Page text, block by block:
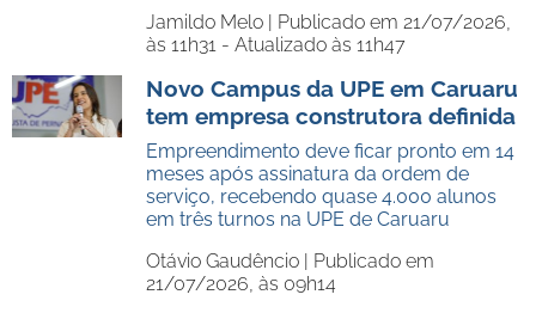
Jamildo Melo | Publicado em 21/07/2026,
às 11h31 - Atualizado às 11h47
Novo Campus da UPE em Caruaru
tem empresa construtora definida
Empreendimento deve ficar pronto em 14
meses após assinatura da ordem de
serviço, recebendo quase 4.000 alunos
em três turnos na UPE de Caruaru
Otávio Gaudêncio | Publicado em
21/07/2026, às 09h14